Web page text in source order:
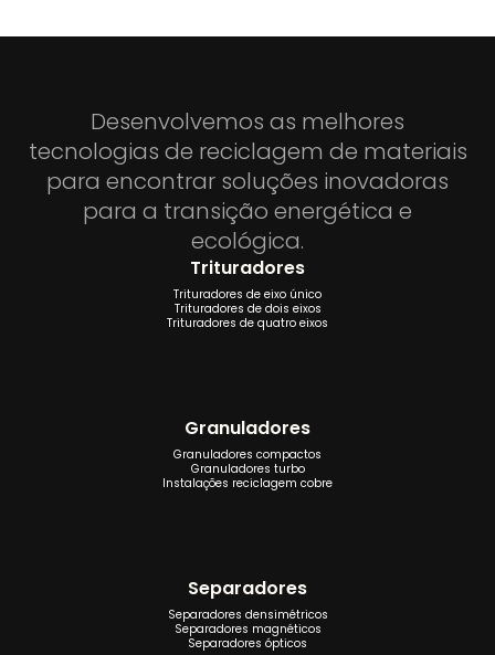
Desenvolvemos as melhores
tecnologias de reciclagem de materiais
para encontrar soluções inovadoras
para a transição energética e
ecológica.
Trituradores
Trituradores de eixo único
Trituradores de dois eixos
Trituradores de quatro eixos
Granuladores
Granuladores compactos
Granuladores turbo
Instalações reciclagem cobre
Separadores
Separadores densimétricos
Separadores magnéticos
Separadores ópticos